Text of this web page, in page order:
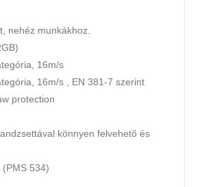
nehéz munkákhoz.
16m/s
16m/s , EN 381-7 szerint
könnyen felvehető és